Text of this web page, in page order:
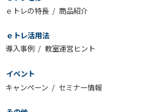
ｅトレの特長
商品紹介
ｅトレ活用法
導入事例
教室運営ヒント
イベント
キャンペーン
セミナー情報